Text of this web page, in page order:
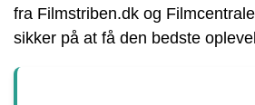
fra Filmstriben.dk og
sikker på at få den bedste